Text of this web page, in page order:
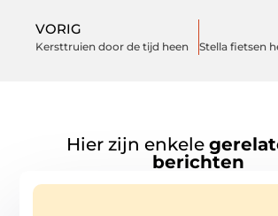
VORIG
Kersttruien door de tijd heen
Hier zijn enkele
berichten